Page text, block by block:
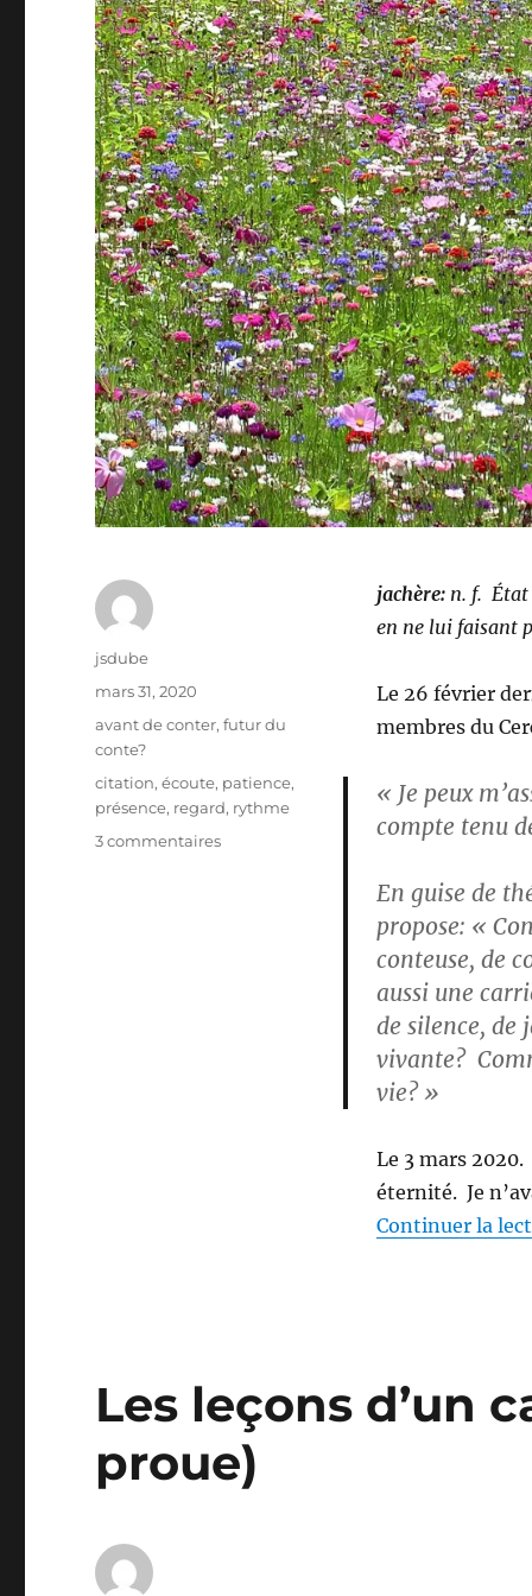
jachère: n. f. État
en ne lui faisant
Le 26 février
membres du
« Je peux
compte tenu
En guise de
propose: «
conteuse, de
aussi une
de silence, de
vivante?
vie? »
Le 3 mars
éternité. Je
Continuer la
Auteur
jsdube
Publié
mars 31, 2020
Catégories
avant de conter,futur du
conte?
Étiquettes
citation,écoute, patience,
présence, regard, rythme
3 commentairessur
Les leçons d’un
proue)